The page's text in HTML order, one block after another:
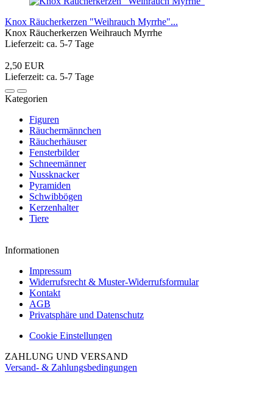
Knox Räucherkerzen "Weihrauch Myrrhe"...
Knox Räucherkerzen Weihrauch Myrrhe
Lieferzeit: ca. 5-7 Tage
2,50 EUR
Lieferzeit: ca. 5-7 Tage
Kategorien
Figuren
Räuchermännchen
Räucherhäuser
Fensterbilder
Schneemänner
Nussknacker
Pyramiden
Schwibbögen
Kerzenhalter
Tiere
Informationen
Impressum
Widerrufsrecht & Muster-Widerrufsformular
Kontakt
AGB
Privatsphäre und Datenschutz
Cookie Einstellungen
ZAHLUNG UND VERSAND
Versand- & Zahlungsbedingungen